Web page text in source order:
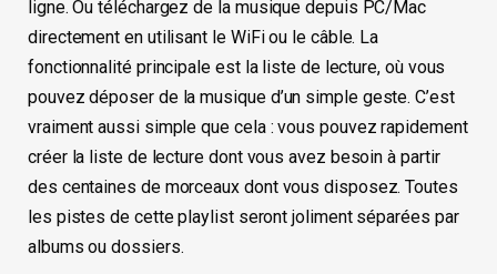
ligne. Ou téléchargez de la musique depuis PC/Mac
directement en utilisant le WiFi ou le câble. La
fonctionnalité principale est la liste de lecture, où vous
pouvez déposer de la musique d’un simple geste. C’est
vraiment aussi simple que cela : vous pouvez rapidement
créer la liste de lecture dont vous avez besoin à partir
des centaines de morceaux dont vous disposez. Toutes
les pistes de cette playlist seront joliment séparées par
albums ou dossiers.